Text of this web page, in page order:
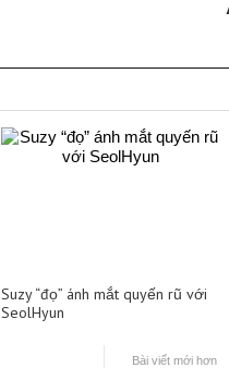
Suzy “đọ” ánh mắt quyến rũ với
SeolHyun
Bài viết mới hơn